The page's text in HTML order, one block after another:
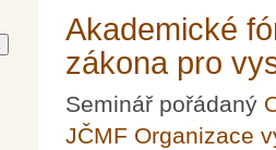
Akademické
zákona pro
Seminář pořádaný
JČMF Organizace